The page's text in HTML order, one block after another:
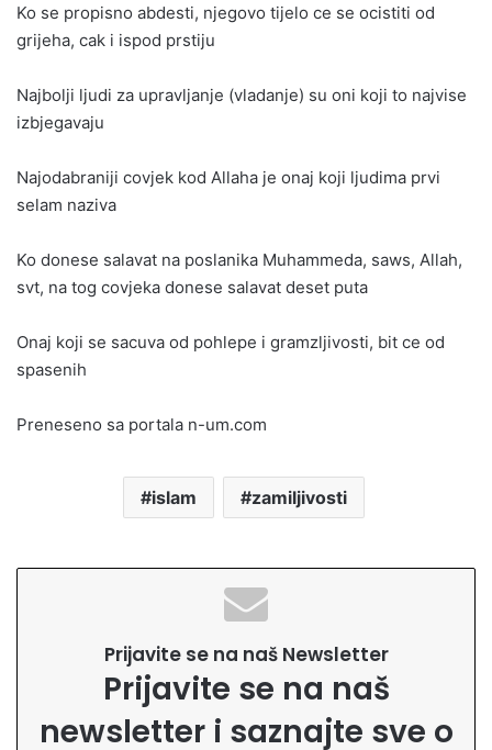
Ko se propisno abdesti, njegovo tijelo ce se ocistiti od
grijeha, cak i ispod prstiju
Najbolji ljudi za upravljanje (vladanje) su oni koji to najvise
izbjegavaju
Najodabraniji covjek kod Allaha je onaj koji ljudima prvi
selam naziva
Ko donese salavat na poslanika Muhammeda, saws, Allah,
svt, na tog covjeka donese salavat deset puta
Onaj koji se sacuva od pohlepe i gramzljivosti, bit ce od
spasenih
Preneseno sa portala n-um.com
islam zamiljivosti
Prijavite se na naš Newsletter
Prijavite se na naš
newsletter i saznajte sve o